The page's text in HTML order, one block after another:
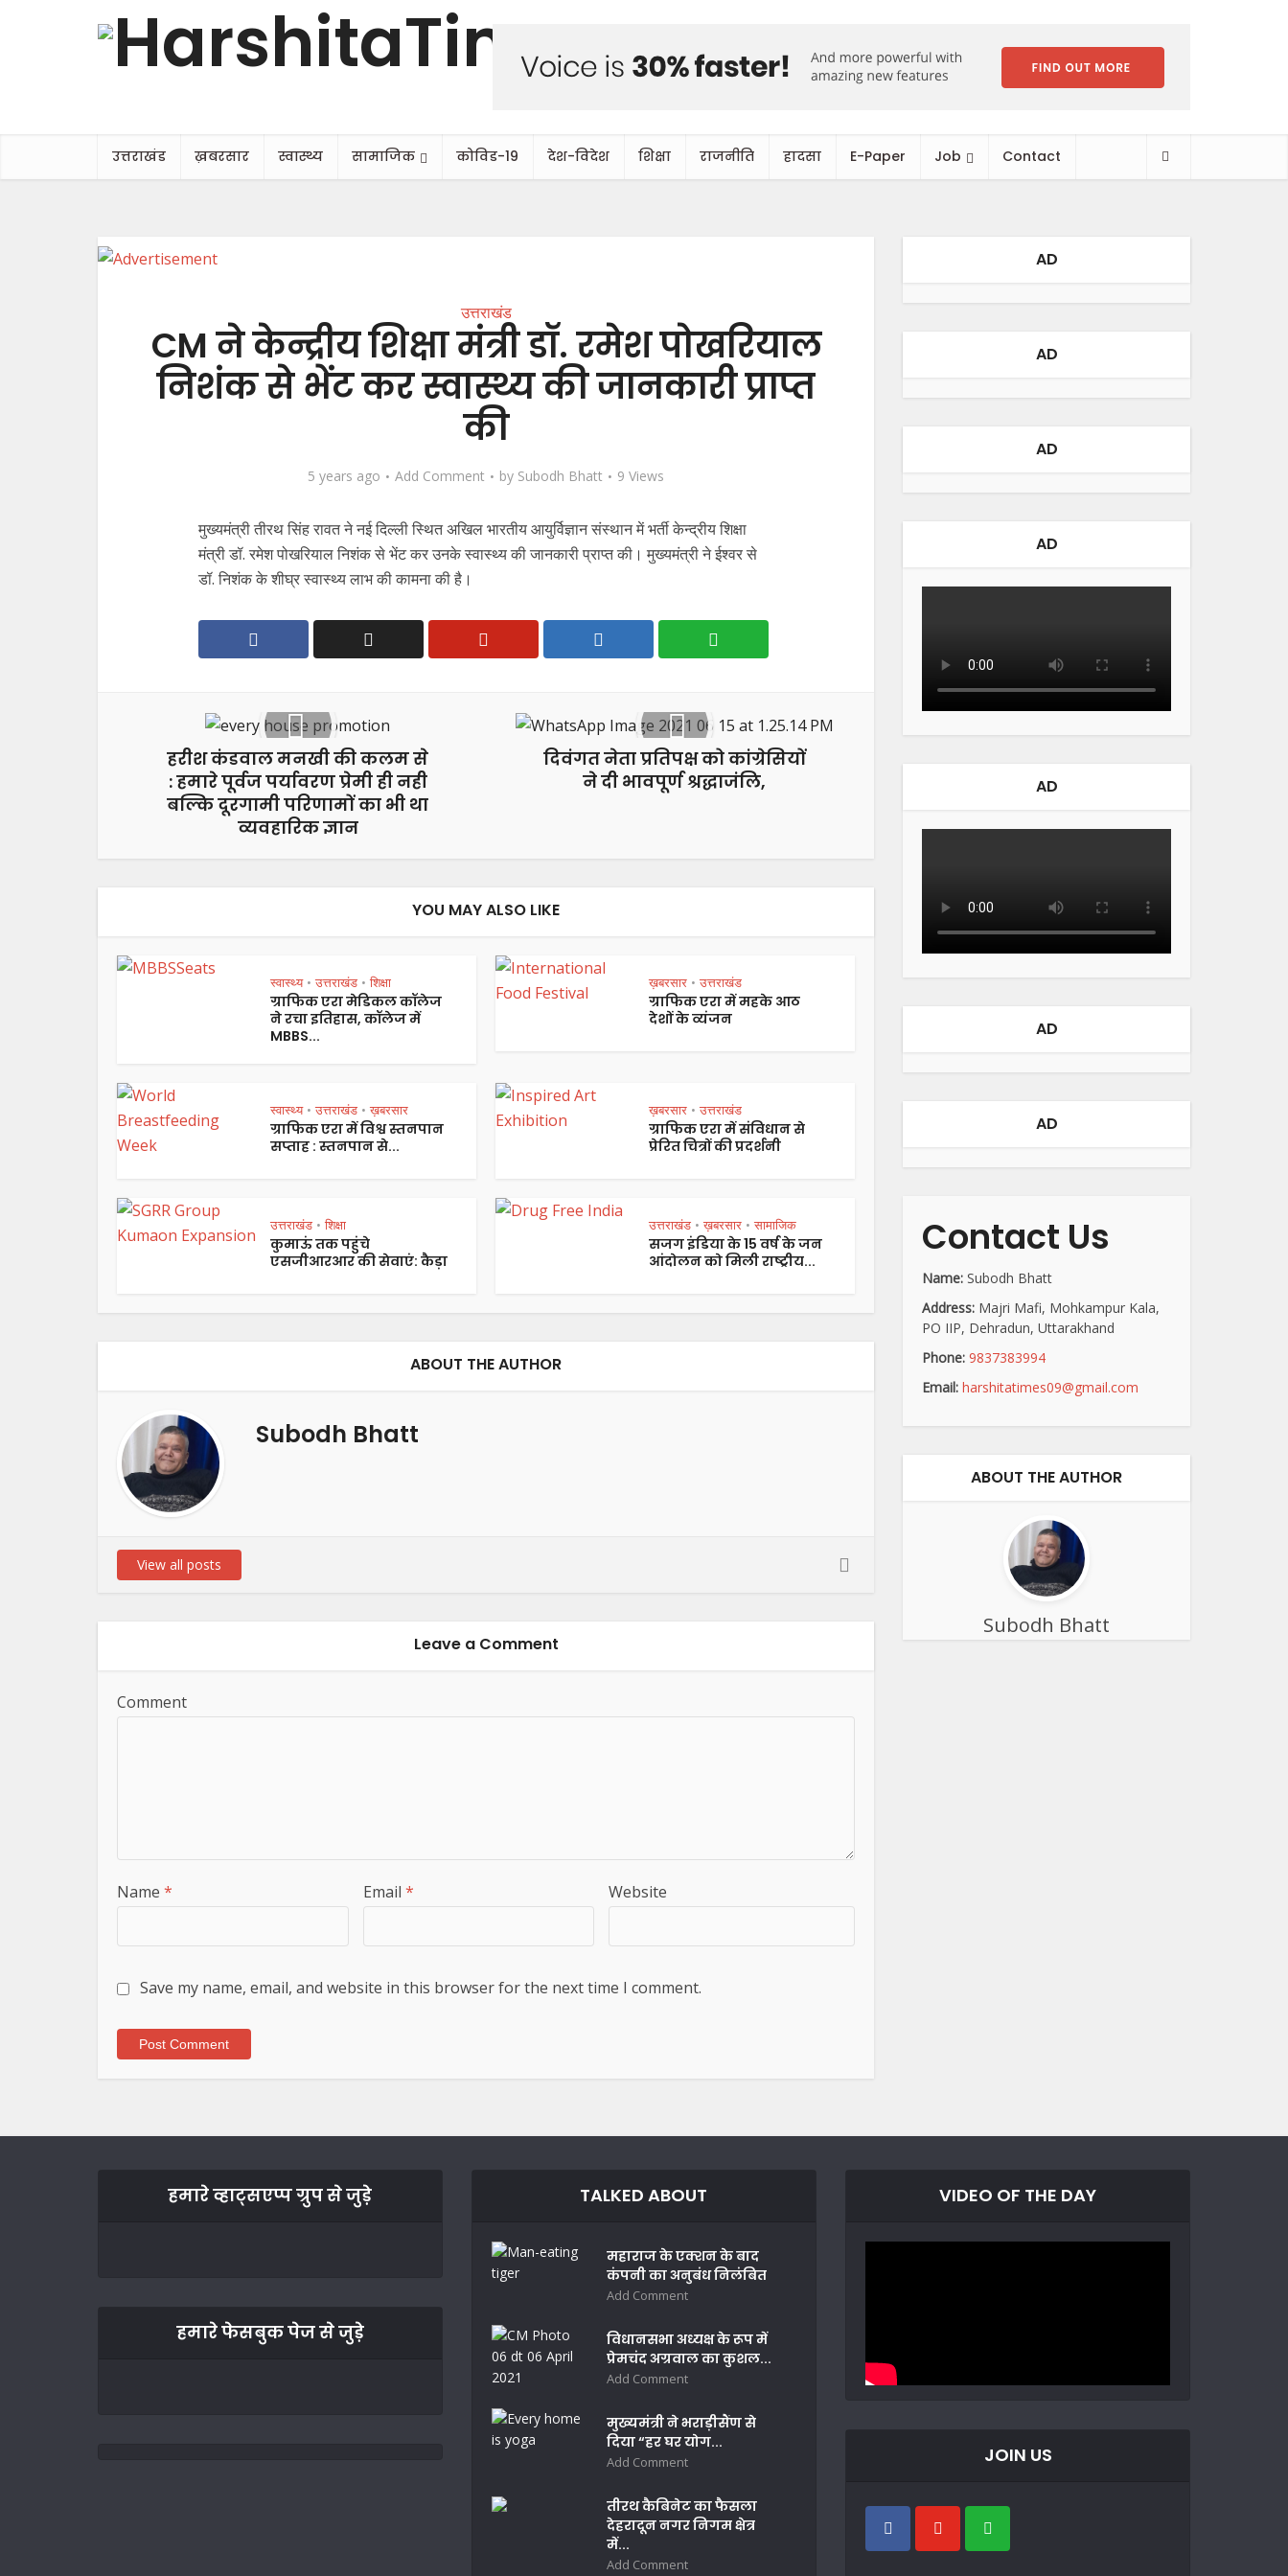
उत्तराखंड ख़बरसार स्वास्थ्य सामाजिक कोविड-19 देश-विदेश शिक्षा राजनीति हादसा E-Paper Job Contact
उत्तराखंड
CM ने केन्द्रीय शिक्षा मंत्री डॉ. रमेश पोखरियाल
निशंक से भेंट कर स्वास्थ्य की जानकारी प्राप्त
की
5 years ago Add Comment by Subodh Bhatt 9 Views
मुख्यमंत्री तीरथ सिंह रावत ने नई दिल्ली स्थित अखिल भारतीय आयुर्विज्ञान संस्थान में भर्ती केन्द्रीय शिक्षा
मंत्री डॉ. रमेश पोखरियाल निशंक से भेंट कर उनके स्वास्थ्य की जानकारी प्राप्त की। मुख्यमंत्री ने ईश्वर से
डॉ. निशंक के शीघ्र स्वास्थ्य लाभ की कामना की है।
हरीश कंडवाल मनखी की कलम से
: हमारे पूर्वज पर्यावरण प्रेमी ही नही
बल्कि दूरगामी परिणामों का भी था
व्यवहारिक ज्ञान
दिवंगत नेता प्रतिपक्ष को कांग्रेसियों
ने दी भावपूर्ण श्रद्धाजंलि,
YOU MAY ALSO LIKE
स्वास्थ्य • उत्तराखंड • शिक्षा
ग्राफिक एरा मेडिकल कॉलेज
ने रचा इतिहास, कॉलेज में
MBBS...
ख़बरसार • उत्तराखंड
ग्राफिक एरा में महके आठ
देशों के व्यंजन
स्वास्थ्य • उत्तराखंड • ख़बरसार
ग्राफिक एरा में विश्व स्तनपान
सप्ताह : स्तनपान से...
ख़बरसार • उत्तराखंड
ग्राफिक एरा में संविधान से
प्रेरित चित्रों की प्रदर्शनी
उत्तराखंड • शिक्षा
कुमाऊं तक पहुंचे
एसजीआरआर की सेवाएं: कैड़ा
उत्तराखंड • ख़बरसार • सामाजिक
सजग इंडिया के 15 वर्ष के जन
आंदोलन को मिली राष्ट्रीय...
ABOUT THE AUTHOR
Subodh Bhatt
View all posts
Leave a Comment
Comment
Name * Email * Website
Save my name, email, and website in this browser for the next time I comment.
AD
AD
AD
AD
AD
AD
AD
Contact Us
Name: Subodh Bhatt
Address: Majri Mafi, Mohkampur Kala,
PO IIP, Dehradun, Uttarakhand
Phone: 9837383994
Email: harshitatimes09@gmail.com
ABOUT THE AUTHOR
Subodh Bhatt
हमारे व्हाट्सएप्प ग्रुप से जुड़े
हमारे फेसबुक पेज से जुड़े
TALKED ABOUT
महाराज के एक्शन के बाद
कंपनी का अनुबंध निलंबित
Add Comment
विधानसभा अध्यक्ष के रूप में
प्रेमचंद अग्रवाल का कुशल...
Add Comment
मुख्यमंत्री ने भराड़ीसैंण से
दिया “हर घर योग...
Add Comment
तीरथ कैबिनेट का फैसला
देहरादून नगर निगम क्षेत्र
में...
Add Comment
VIDEO OF THE DAY
JOIN US